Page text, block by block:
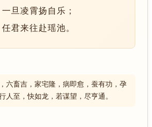
一旦凌霄扬自乐；
任君来往赴瑶池。
六畜吉，家宅隆，病即愈，蚕有功，孕
人至，快如龙，若谋望，尽亨通。